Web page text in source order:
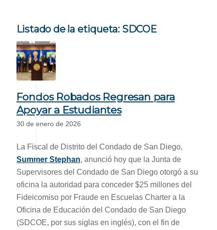
Listado de la etiqueta: SDCOE
Fondos Robados Regresan para
Apoyar a Estudiantes
30 de enero de 2026
La Fiscal de Distrito del Condado de San Diego,
Summer Stephan, anunció hoy que la Junta de
Supervisores del Condado de San Diego otorgó a su
oficina la autoridad para conceder $25 millones del
Fideicomiso por Fraude en Escuelas Charter a la
Oficina de Educación del Condado de San Diego
(SDCOE, por sus siglas en inglés), con el fin de